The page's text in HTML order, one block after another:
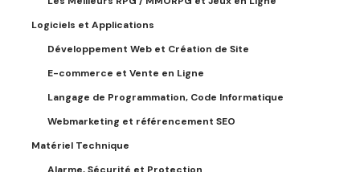
Logiciels et Applications
Développement Web et Création de Site
E-commerce et Vente en Ligne
Langage de Programmation, Code Informatique
Webmarketing et référencement SEO
Matériel Technique